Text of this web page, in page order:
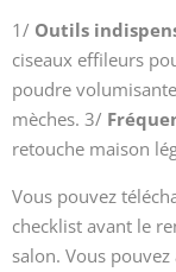
1/ Outils
ciseaux effileurs
poudre
mèches. 3/
retouche maison
Vous pouvez
checklist avant le
salon. Vous